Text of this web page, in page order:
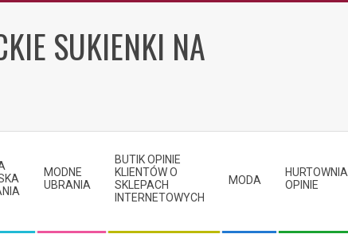
SUKIENKI NA
MODNE
UBRANIA
BUTIK OPINIE
KLIENTÓW O
SKLEPACH
INTERNETOWYCH
MODA
HURTOWNIA
OPINIE